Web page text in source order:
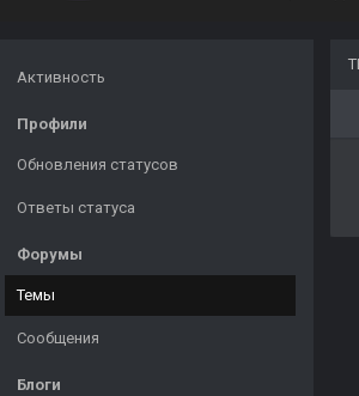
Активность
Профили
Обновления статусов
Ответы статуса
Форумы
Темы
Сообщения
Блоги